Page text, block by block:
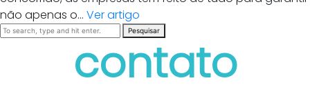
não apenas o... Ver artigo
Pesquisar
contato